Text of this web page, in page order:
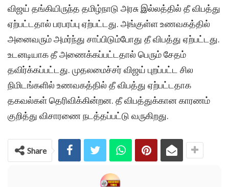
விஜய் தங்கியிருந்த தமிழ்நாடு அரசு இல்லத்தில் தீ விபத்து
ஏற்பட்டதால் பரபரப்பு ஏற்பட்டது. அங்குள்ள உணவகத்தில்
அனைவரும் அமர்ந்து சாப்பிடும்போது தீ விபத்து ஏற்பட்டது.
உடனடியாக தீ அணைக்கப்பட்டதால் பெரும் சேதம்
தவிர்க்கப்பட்டது. முதலமைச்சர் விஜய் புறப்பட்ட சில
நிமிடங்களில் உணவகத்தில் தீ விபத்து ஏற்பட்டதாக
தகவல்கள் தெரிவிக்கின்றன. தீ விபத்துக்கான காரணம்
குறித்து விசாரணை நடத்தப்பட்டு வருகிறது.
Share